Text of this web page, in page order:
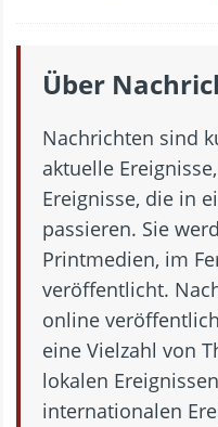
Über
Nachrichten sind
aktuelle
Ereignisse, die in
passieren. Sie
Printmedien, im
veröffentlicht.
online
eine Vielzahl von
lokalen
internationalen